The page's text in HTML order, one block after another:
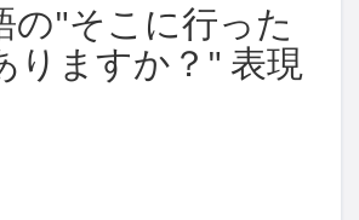
の"そこに行った
りますか？" 表現